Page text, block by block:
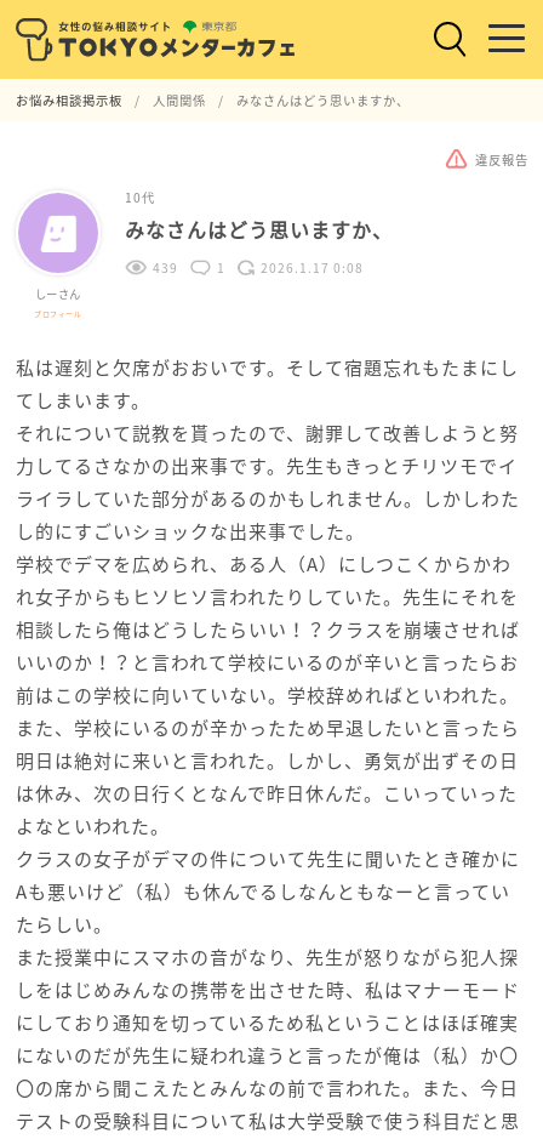
お悩み相談掲示板 人間関係 みなさんはどう思いますか、
違反報告
しーさん
プロフィール
10代
みなさんはどう思いますか、
439 1 2026.1.17 0:08
私は遅刻と欠席がおおいです。そして宿題忘れもたまにし
てしまいます。
それについて説教を貰ったので、謝罪して改善しようと努
力してるさなかの出来事です。先生もきっとチリツモでイ
ライラしていた部分があるのかもしれません。しかしわた
し的にすごいショックな出来事でした。
学校でデマを広められ、ある人（A）にしつこくからかわ
れ女子からもヒソヒソ言われたりしていた。先生にそれを
相談したら俺はどうしたらいい！？クラスを崩壊させれば
いいのか！？と言われて学校にいるのが辛いと言ったらお
前はこの学校に向いていない。学校辞めればといわれた。
また、学校にいるのが辛かったため早退したいと言ったら
明日は絶対に来いと言われた。しかし、勇気が出ずその日
は休み、次の日行くとなんで昨日休んだ。こいっていった
よなといわれた。
クラスの女子がデマの件について先生に聞いたとき確かに
Aも悪いけど（私）も休んでるしなんともなーと言ってい
たらしい。
また授業中にスマホの音がなり、先生が怒りながら犯人探
しをはじめみんなの携帯を出させた時、私はマナーモード
にしており通知を切っているため私ということはほぼ確実
にないのだが先生に疑われ違うと言ったが俺は（私）か〇
〇の席から聞こえたとみんなの前で言われた。また、今日
テストの受験科目について私は大学受験で使う科目だと思